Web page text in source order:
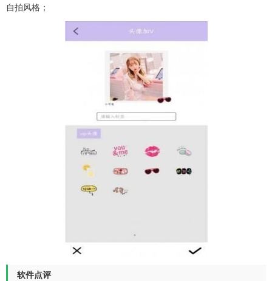
自拍风格；
软件点评